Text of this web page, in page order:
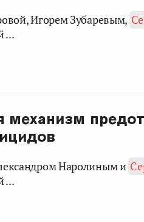
Игорем Зубаревым,
...
механизм
Наролиным и
...